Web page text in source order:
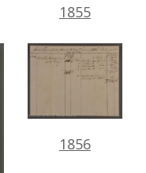
1855
1856